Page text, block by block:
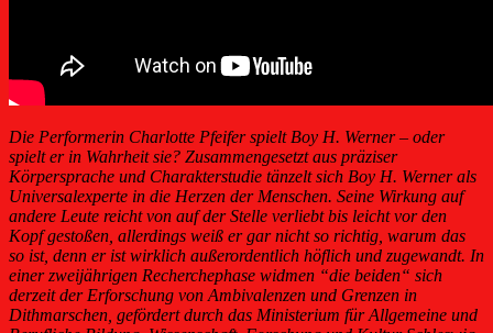
Die Performerin Charlotte Pfeifer spielt Boy H. Werner – oder
spielt er in Wahrheit sie? Zusammengesetzt aus präziser
Körpersprache und Charakterstudie tänzelt sich Boy H. Werner als
Universalexperte in die Herzen der Menschen. Seine Wirkung auf
andere Leute reicht von auf der Stelle verliebt bis leicht vor den
Kopf gestoßen, allerdings weiß er gar nicht so richtig, warum das
so ist, denn er ist wirklich außerordentlich höflich und zugewandt. In
einer zweijährigen Recherchephase widmen “die beiden“ sich
derzeit der Erforschung von Ambivalenzen und Grenzen in
Dithmarschen, gefördert durch das Ministerium für Allgemeine und